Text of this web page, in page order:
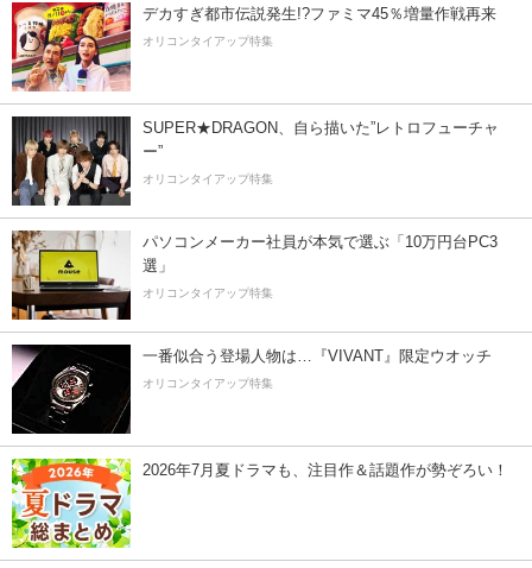
デカすぎ都市伝説発生!?ファミマ45％増量作戦再来
オリコンタイアップ特集
SUPER★DRAGON、自ら描いた”レトロフューチャ
ー”
オリコンタイアップ特集
パソコンメーカー社員が本気で選ぶ「10万円台PC3
選」
オリコンタイアップ特集
一番似合う登場人物は…『VIVANT』限定ウオッチ
オリコンタイアップ特集
2026年7月夏ドラマも、注目作＆話題作が勢ぞろい！